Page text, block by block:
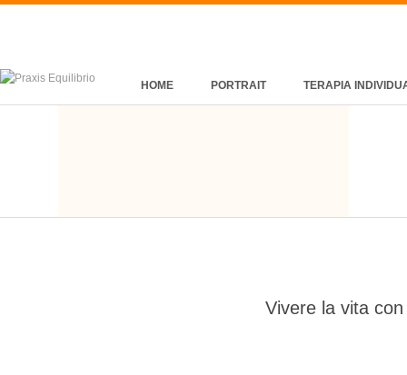
HOME PORTRAIT TERAPIA
Vivere la vita